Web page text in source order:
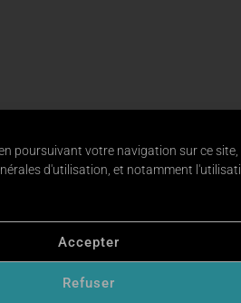
poursuivant votre navigation sur ce
d'utilisation, et notamment
Accepter
Refuser